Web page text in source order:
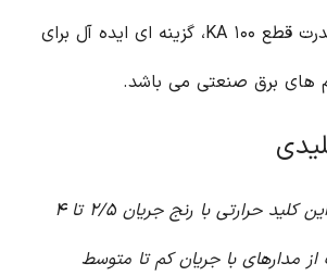
کاری ۶۹۰ VAC و قدرت قطع ۱۰۰ KA، گزینه ای ایده آل برای
های برق صنعتی می باشد.
این کلید حرارتی با رنج جریان ۲/۵ تا ۴
از مدارهای با جریان کم تا متوسط